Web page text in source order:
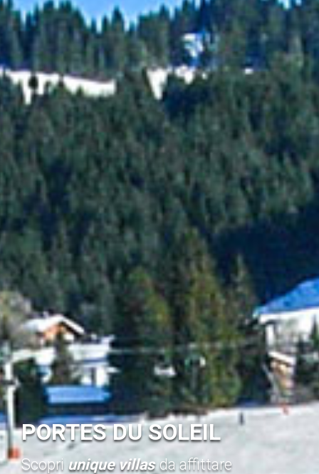
PORTES DU SOLEIL
Scopri unique villas da affittare